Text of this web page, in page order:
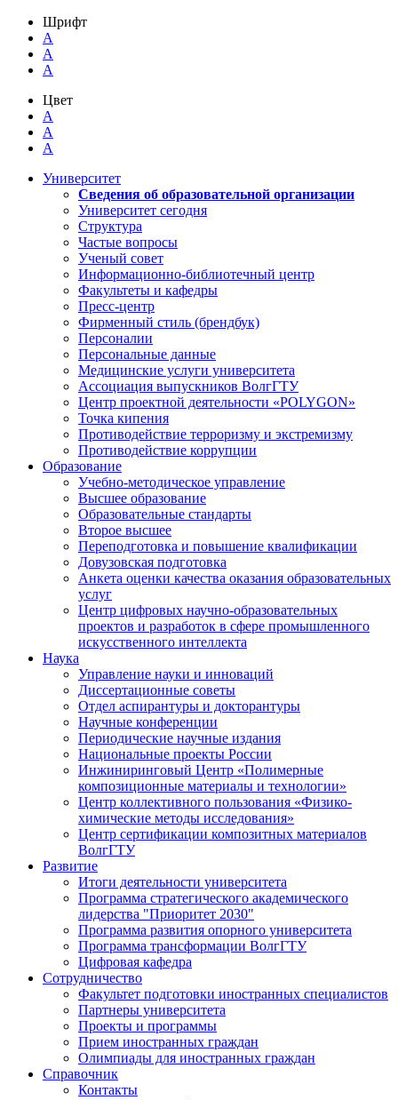
Шрифт
A
A
A
Цвет
A
A
A
Университет
Сведения об образовательной организации
Университет сегодня
Структура
Частые вопросы
Ученый совет
Информационно-библиотечный центр
Факультеты и кафедры
Пресс-центр
Фирменный стиль (брендбук)
Персоналии
Персональные данные
Медицинские услуги университета
Ассоциация выпускников ВолгГТУ
Центр проектной деятельности «POLYGON»
Точка кипения
Противодействие терроризму и экстремизму
Противодействие коррупции
Образование
Учебно-методическое управление
Высшее образование
Образовательные стандарты
Второе высшее
Переподготовка и повышение квалификации
Довузовская подготовка
Анкета оценки качества оказания образовательных
услуг
Центр цифровых научно-образовательных
проектов и разработок в сфере промышленного
искусственного интеллекта
Наука
Управление науки и инноваций
Диссертационные советы
Отдел аспирантуры и докторантуры
Научные конференции
Периодические научные издания
Национальные проекты России
Инжиниринговый Центр «Полимерные
композиционные материалы и технологии»
Центр коллективного пользования «Физико-
химические методы исследования»
Центр сертификации композитных материалов
ВолгГТУ
Развитие
Итоги деятельности университета
Программа стратегического академического
лидерства "Приоритет 2030"
Программа развития опорного университета
Программа трансформации ВолгГТУ
Цифровая кафедра
Сотрудничество
Факультет подготовки иностранных специалистов
Партнеры университета
Проекты и программы
Прием иностранных граждан
Олимпиады для иностранных граждан
Справочник
Контакты